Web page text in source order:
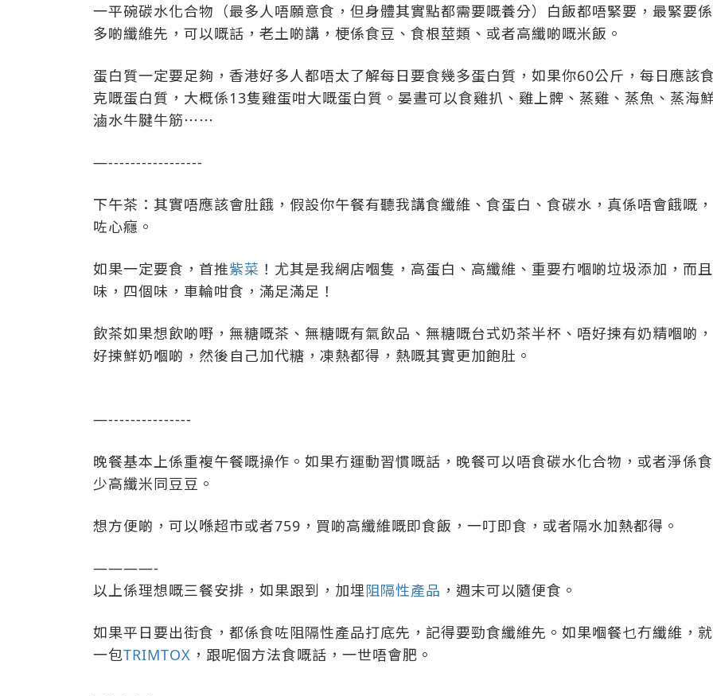
一平碗碳水化合物（最多人唔願意食，但身體其實點都需要嘅養分）白飯都唔緊要，最緊要
多啲纖維先，可以嘅話，老土啲講，梗係食豆、食根莖類、或者高纖啲嘅米飯。
蛋白質一定要足夠，香港好多人都唔太了解每日要食幾多蛋白質，如果你60公斤，每日應該
克嘅蛋白質，大概係13隻雞蛋咁大嘅蛋白質。晏晝可以食雞扒、雞上髀、蒸雞、蒸魚、蒸海
滷水牛腱牛筋⋯⋯
—-----------------
下午茶：其實唔應該會肚餓，假設你午餐有聽我講食纖維、食蛋白、食碳水，真係唔會餓嘅
咗心癮。
如果一定要食，首推紫菜 ！尤其是我網店嗰隻，高蛋白、高纖維、重要冇嗰啲垃圾添加，而
味，四個味，車輪咁食，滿足滿足！
飲茶如果想飲啲嘢，無糖嘅茶、無糖嘅有氣飲品、無糖嘅台式奶茶半杯、唔好揀有奶精嗰啲
好揀鮮奶嗰啲，然後自己加代糖，凍熱都得，熱嘅其實更加飽肚。
—---------------
晚餐基本上係重複午餐嘅操作。如果冇運動習慣嘅話，晚餐可以唔食碳水化合物，或者淨係
少高纖米同豆豆。
想方便啲，可以喺超市或者759，買啲高纖維嘅即食飯，一叮即食，或者隔水加熱都得。
————-
以上係理想嘅三餐安排，如果跟到，加埋阻隔性產品 ，週末可以隨便食。
如果平日要出街食，都係食咗阻隔性產品打底先，記得要勁食纖維先。如果嗰餐乜冇纖維，
一包TRIMTOX ，跟呢個方法食嘅話，一世唔會肥。